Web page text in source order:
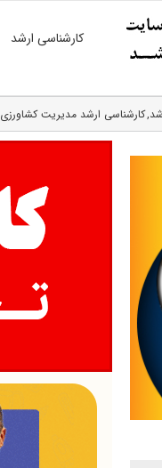
کارشناسی ارشد
کارشناسی ارشد مدیریت کشاورزی